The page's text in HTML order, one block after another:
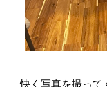
快く写真を撮って